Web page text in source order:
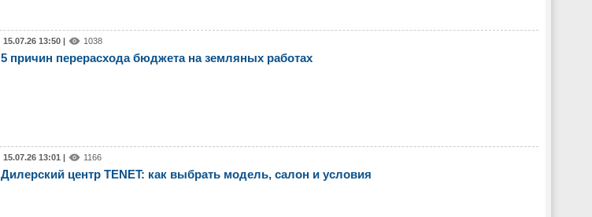
15.07.26 13:50 | 1038
5 причин перерасхода бюджета на земляных работах
15.07.26 13:01 | 1166
Дилерский центр TENET: как выбрать модель, салон и условия